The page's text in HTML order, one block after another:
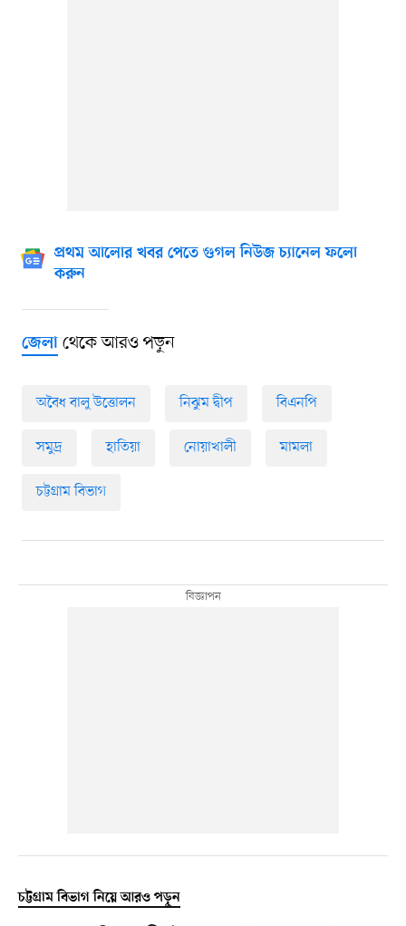
প্রথম আলোর খবর পেতে গুগল নিউজ চ্যানেল ফলো
করুন
জেলাথেকে আরও পড়ুন
অবৈধ বালু উত্তোলন নিঝুম দ্বীপ বিএনপি
সমুদ্র হাতিয়া নোয়াখালী মামলা
চট্টগ্রাম বিভাগ
চট্টগ্রাম বিভাগ নিয়ে আরও পড়ুন